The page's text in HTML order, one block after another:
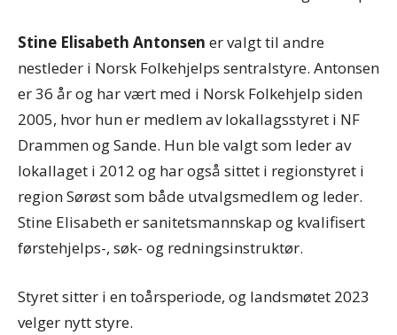
Stine Elisabeth Antonsen er valgt til andre
nestleder i Norsk Folkehjelps sentralstyre. Antonsen
er 36 år og har vært med i Norsk Folkehjelp siden
2005, hvor hun er medlem av lokallagsstyret i NF
Drammen og Sande. Hun ble valgt som leder av
lokallaget i 2012 og har også sittet i regionstyret i
region Sørøst som både utvalgsmedlem og leder.
Stine Elisabeth er sanitetsmannskap og kvalifisert
førstehjelps-, søk- og redningsinstruktør.
Styret sitter i en toårsperiode, og landsmøtet 2023
velger nytt styre.